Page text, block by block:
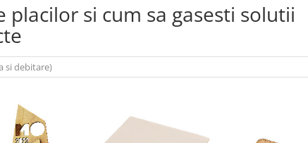
placilor si cum sa gasesti solutii
si debitare)